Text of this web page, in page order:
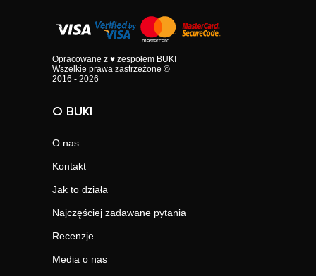
Opracowane z ♥ zespołem BUKI
Wszelkie prawa zastrzeżone ©
2016 - 2026
O BUKI
O nas
Kontakt
Jak to działa
Najczęściej zadawane pytania
Recenzje
Media o nas